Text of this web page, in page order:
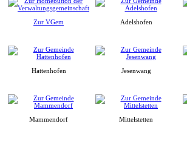
Zur VGem Adelshofen
Hattenhofen Jesenwang
Mammendorf Mittelstetten